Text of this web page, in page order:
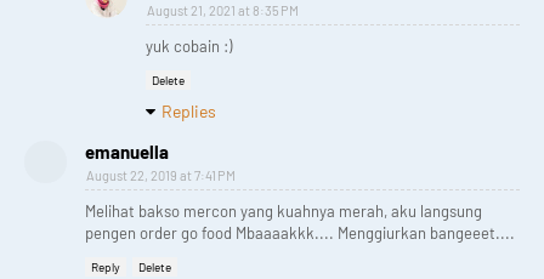
August 21, 2021 at 8:35 PM
yuk cobain :)
Delete
Replies
emanuella
August 22, 2019 at 7:41 PM
Melihat bakso mercon yang kuahnya merah, aku langsung
pengen order go food Mbaaaakkk.... Menggiurkan bangeeet....
Reply Delete